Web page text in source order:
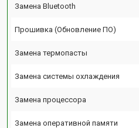
Замена Bluetooth
Прошивка (Обновление ПО)
Замена термопасты
Замена системы охлаждения
Замена процессора
Замена оперативной памяти